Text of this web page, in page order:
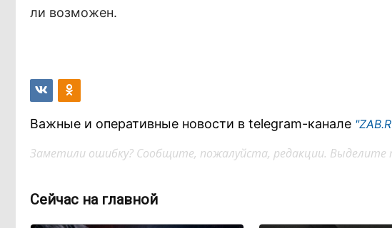
ли возможен.
Важные и оперативные новости в telegram-канале
Заметили ошибку? Сообщите, пожалуйста, редакции.
Сейчас на главной